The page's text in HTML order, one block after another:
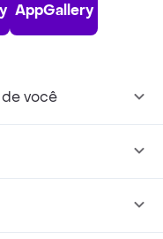
AppGallery
você